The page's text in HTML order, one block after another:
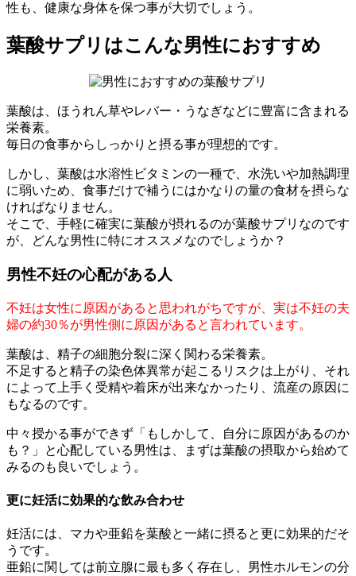
性も、健康な身体を保つ事が大切でしょう。
葉酸サプリはこんな男性におすすめ
葉酸は、ほうれん草やレバー・うなぎなどに豊富に含まれる
栄養素。
毎日の食事からしっかりと摂る事が理想的です。
しかし、葉酸は水溶性ビタミンの一種で、水洗いや加熱調理
に弱いため、食事だけで補うにはかなりの量の食材を摂らな
ければなりません。
そこで、手軽に確実に葉酸が摂れるのが葉酸サプリなのです
が、どんな男性に特にオススメなのでしょうか？
男性不妊の心配がある人
不妊は女性に原因があると思われがちですが、実は不妊の夫
婦の約30％が男性側に原因があると言われています。
葉酸は、精子の細胞分裂に深く関わる栄養素。
不足すると精子の染色体異常が起こるリスクは上がり、それ
によって上手く受精や着床が出来なかったり、流産の原因に
もなるのです。
中々授かる事ができず「もしかして、自分に原因があるのか
も？」と心配している男性は、まずは葉酸の摂取から始めて
みるのも良いでしょう。
更に妊活に効果的な飲み合わせ
妊活には、マカや亜鉛を葉酸と一緒に摂ると更に効果的だそ
うです。
亜鉛に関しては前立腺に最も多く存在し、男性ホルモンの分